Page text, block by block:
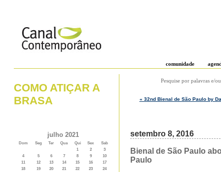
comunidade
COMO ATIÇAR A
BRASA
julho 2021
Dom Seg Ter Qua Qui Sex
Sab
1
2
3
4
5 6 7 8 9
10
11
12 13 14 15 16
17
18
19 20 21 22 23
24
Pesquise por palavras e/
« 32nd Bienal de São Paulo by
setembro 8, 2016
Bienal de São Paulo
Paulo